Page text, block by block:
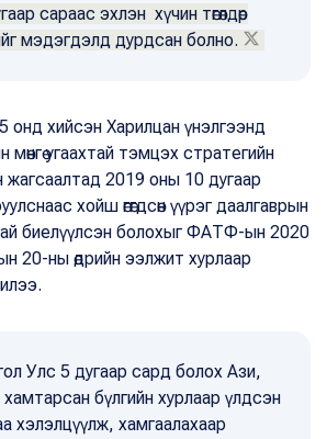
сараас эхлэн хүчин төгөлдөр
мэдэгдэлд дурдсан болно.
онд хийсэн Харилцан үнэлгээнд
угаахтай тэмцэх стратегийн
жагсаалтад 2019 оны 10 дугаар
хойш өгөгдсөн үүрэг даалгаврын
биелүүлсэн болохыг ФАТФ-ын 2020
20-ны өдрийн ээлжит хурлаар
Улс 5 дугаар сард болох Ази,
бүлгийн хурлаар үлдсэн
хэлэлцүүлж, хамгаалахаар